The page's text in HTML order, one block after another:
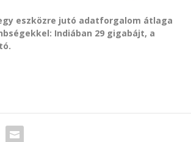
eszközre jutó adatforgalom átlaga
Indiában 29 gigabájt, a